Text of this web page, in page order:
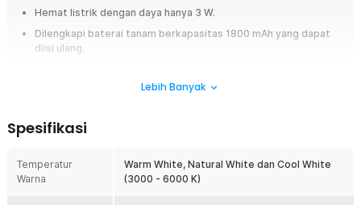
Hemat listrik dengan daya hanya 3 W.
Dilengkapi baterai tanam berkapasitas 1800 mAh yang dapat
diisi ulang.
Ciptakan suasana yang menyenangkan di dalam rumah dengan
menggunakan lampu meja yang satu ini. Dilengkapi dengan 3 temperatur
lampu baca, maupun lampu meja di restoran. Teknologi modern dengan
mekanisme sentuh menjadikan lampu ini tampil lebih futuristis. Ditambah
Lebih Banyak
Spesifikasi
Temperatur
Warna
Warm White, Natural White dan Cool White
(3000 - 6000 K)